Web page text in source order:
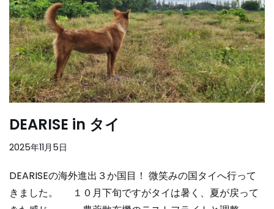
DEARISE in タイ
2025年11月5日
DEARISEの海外進出３か国目！ 微笑みの国タイへ行って
きました。 １０月下旬ですがタイは暑く、夏が戻って